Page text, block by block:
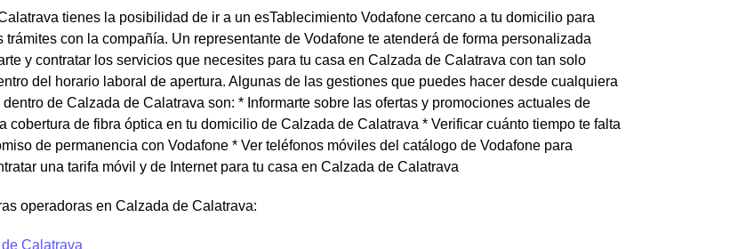
tienes la posibilidad de ir a un esTablecimiento Vodafone cercano a tu domicilio para
trámites con la compañía. Un representante de Vodafone te atenderá de forma personalizada
y contratar los servicios que necesites para tu casa en Calzada de Calatrava con tan solo
del horario laboral de apertura. Algunas de las gestiones que puedes hacer desde cualquiera
de Calzada de Calatrava son: * Informarte sobre las ofertas y promociones actuales de
cobertura de fibra óptica en tu domicilio de Calzada de Calatrava * Verificar cuánto tiempo te falta
de permanencia con Vodafone * Ver teléfonos móviles del catálogo de Vodafone para
una tarifa móvil y de Internet para tu casa en Calzada de Calatrava
operadoras en Calzada de Calatrava:
Calatrava